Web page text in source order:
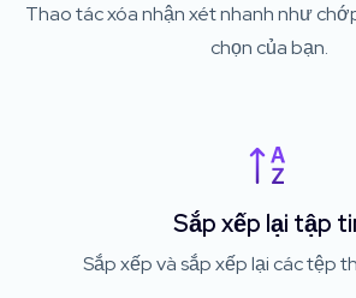
Thao tác xóa nhận xét nhanh như
chọn của bạn.
Sắp xếp lại tập
Sắp xếp và sắp xếp lại các tệp